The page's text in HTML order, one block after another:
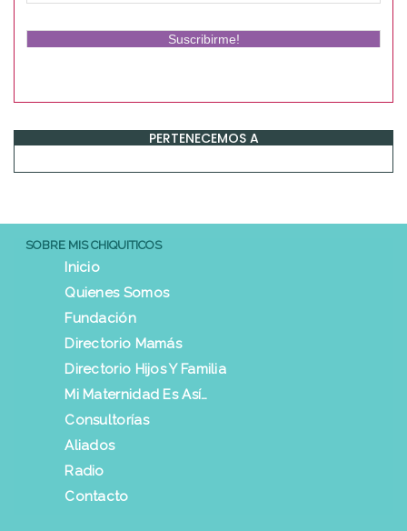
PERTENECEMOS A
SOBRE MIS CHIQUITICOS
Inicio
Quienes Somos
Fundación
Directorio Mamás
Directorio Hijos Y Familia
Mi Maternidad Es Así…
Consultorías
Aliados
Radio
Contacto